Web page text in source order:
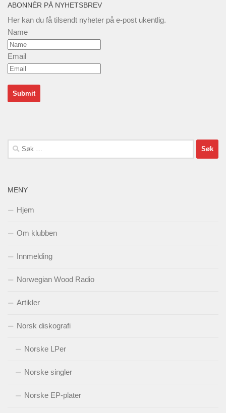
ABONNÉR PÅ NYHETSBREV
Her kan du få tilsendt nyheter på e-post ukentlig.
Name
Email
Søk
etter:
MENY
Hjem
Om klubben
Innmelding
Norwegian Wood Radio
Artikler
Norsk diskografi
Norske LPer
Norske singler
Norske EP-plater